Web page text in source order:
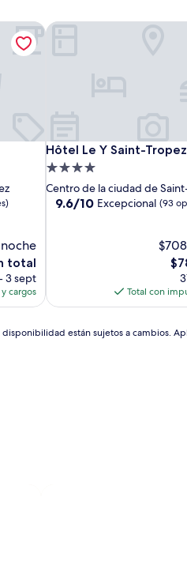
total
3 sept
cargos
Hôtel Le Y Saint-Tropez
Hôtel Le Y Saint-Tropez
Propiedad
de
4.0
Centro de la ciudad de
9.6
9.6/10 Excepcional (93
El
es
Total con
Hôtel Le Y Saint-Tropez
están sujetos a cambios.